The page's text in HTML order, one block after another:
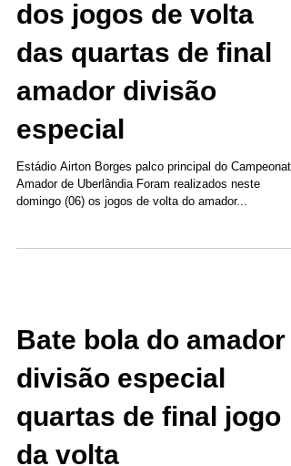
dos jogos de volta
das quartas de final
amador divisão
especial
Estádio Airton Borges palco principal do Campeonato
Amador de Uberlândia Foram realizados neste
domingo (06) os jogos de volta do amador...
Bate bola do amador
divisão especial
quartas de final jogo
da volta